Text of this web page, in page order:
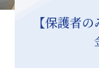
【保護者